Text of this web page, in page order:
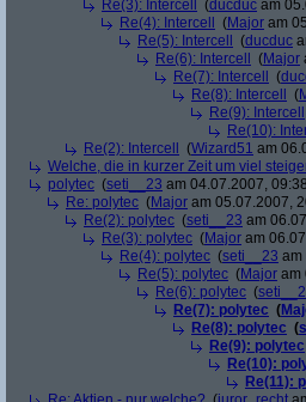
Re(3): Intercell
(ducduc am
Re(4): Intercell
(Major am
Re(5): Intercell
(ducduc
Re(6): Intercell
(Major
Re(7): Intercell
(
Re(8): Intercell
(
Re(9): Intercell
Re(10):
Re(2): Intercell
(Wizard51 am
Welche, die in kurzer Zeit um viel
polytec (seti__23 am 04.07.2007,
Re: polytec (Major am 05.07.2007,
Re(2): polytec (seti__23 am
Re(3): polytec (Major am
Re(4): polytec (seti__23 am
Re(5): polytec (Major am
Re(6): polytec (
Re(7): polytec (
Re(8): polytec (
Re(9): polytec
Re(10):
Re(11):